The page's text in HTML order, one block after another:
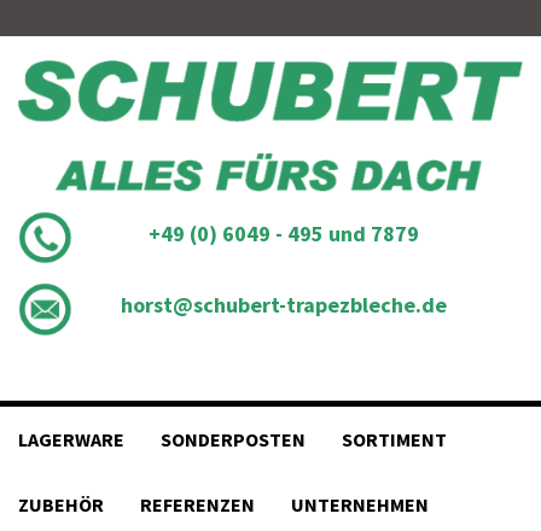
content
+49 (0) 6049 - 495 und 7879
horst@schubert-trapezbleche.de
LAGERWARE SONDERPOSTEN SORTIMENT
ZUBEHÖR REFERENZEN UNTERNEHMEN